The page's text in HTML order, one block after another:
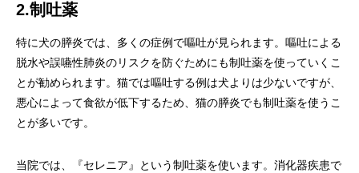
2.制吐薬
特に犬の膵炎では、多くの症例で嘔吐が見られます。嘔吐による
脱水や誤嚥性肺炎のリスクを防ぐためにも制吐薬を使っていくこ
とが勧められます。猫では嘔吐する例は犬よりは少ないですが、
悪心によって食欲が低下するため、猫の膵炎でも制吐薬を使うこ
とが多いです。
当院では、『セレニア』という制吐薬を使います。消化器疾患で